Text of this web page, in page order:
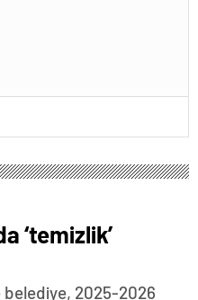
‘temizlik’
belediye, 2025-2026